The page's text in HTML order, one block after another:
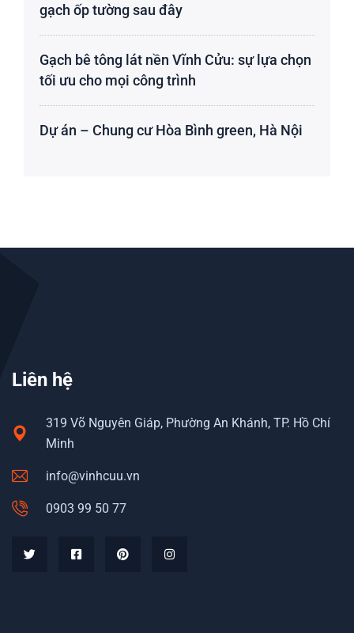
gạch ốp tường sau đây
Gạch bê tông lát nền Vĩnh Cửu: sự lựa chọn
tối ưu cho mọi công trình
Dự án – Chung cư Hòa Bình green, Hà Nội
Liên hệ
319 Võ Nguyên Giáp, Phường An Khánh, TP. Hồ Chí
Minh
info@vinhcuu.vn
0903 99 50 77